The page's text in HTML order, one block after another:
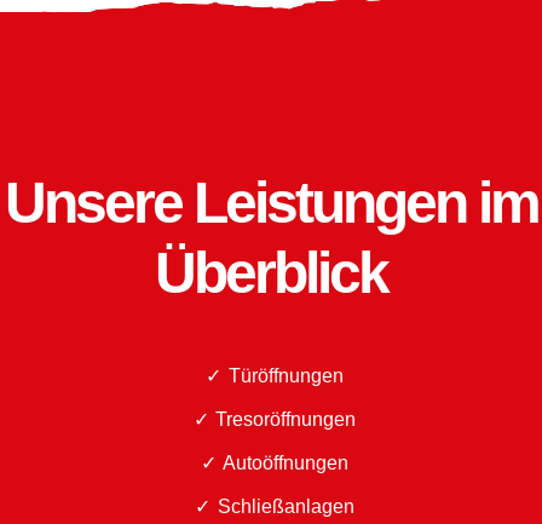
Unsere Leistungen im
Überblick
Türöffnungen
Tresoröffnungen
Autoöffnungen
Schließanlagen